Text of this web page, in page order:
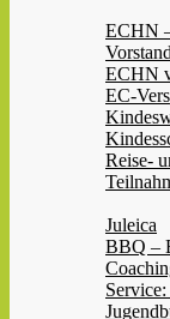
ECHN
Vorstand
ECHN
EC-
Reise-
Juleica
BBQ –